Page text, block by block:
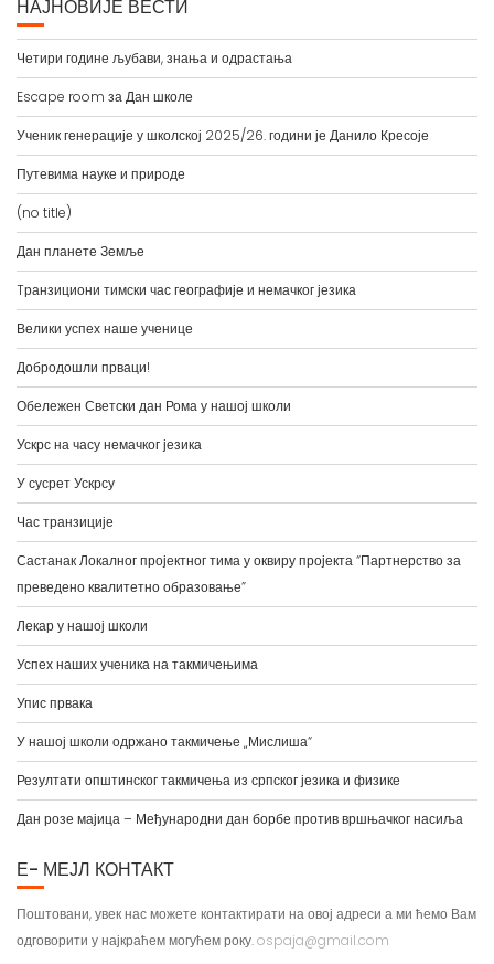
Четири године љубави, знања и одрастања
Escape room за Дан школе
Ученик генерације у школској 2025/26. години је Данило Кресоје
Путевима науке и природе
(no title)
Дан планете Земље
Tранзициони тимски час географије и немачког језика
Велики успех наше ученице
Добродошли прваци!
Обележен Светски дан Рома у нашој школи
Ускрс на часу немачког језика
У сусрет Ускрсу
Час транзиције
Састанак Локалног пројектног тима у оквиру пројекта “Партнерство за
преведено квалитетно образовање”
Лекар у нашој школи
Успех наших ученика на такмичењима
У нашој школи одржано такмичење „Мислиша“
Резултати општинског такмичења из српског језика и физике
Дан розе мајица – Међународни дан борбе против вршњачког насиља
Поштовани, увек нас можете контактирати на овој адреси а ми ћемо Вам
одговорити у најкраћем могућем року.ospaja@gmail.com